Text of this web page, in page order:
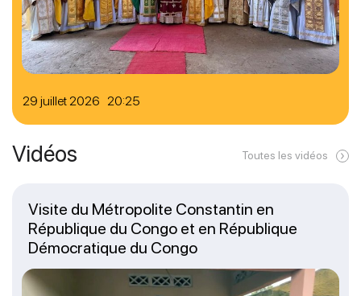
29 juillet 2026 20:25
Vidéos Toutes les vidéos
Visite du Métropolite Constantin en
République du Congo et en République
Démocratique du Congo